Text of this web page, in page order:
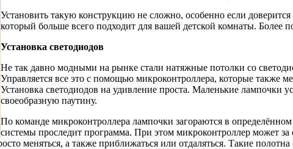
Установить такую конструкцию не сложно, особенно если
который больше всего подходит для вашей детской комнаты.
Установка светодиодов
Не так давно модными на рынке стали натяжные потолки со
Управляется все это с помощью микроконтроллера, которые также
Установка светодиодов на удивление проста. Маленькие лампочки
своеобразную паутину.
По команде микроконтроллера лампочки загораются в
системы проследит программа. При этом микроконтроллер может
меняться, а также приближаться или отдаляться. Такие